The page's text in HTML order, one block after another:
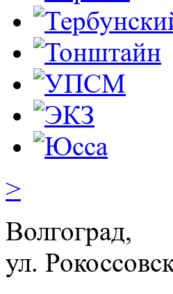
>
Волгоград,
ул.